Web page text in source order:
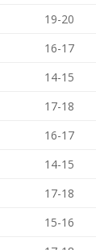
19-20
16-17
14-15
17-18
16-17
14-15
17-18
15-16